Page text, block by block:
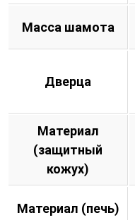
Масса шамота
Дверца
Материал
(защитный
кожух)
Материал (печь)